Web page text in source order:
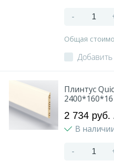
-
Общая
Плинтус
2 734 руб.
В
-